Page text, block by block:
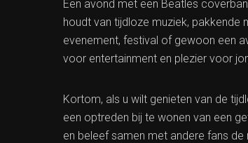
Een avond met een Beatles
houdt van tijdloze muziek, pakkende
evenement, festival of gewoon een
voor entertainment en plezier voor
Kortom, als u wilt genieten van de
een optreden bij te wonen van een
en beleef samen met andere fans